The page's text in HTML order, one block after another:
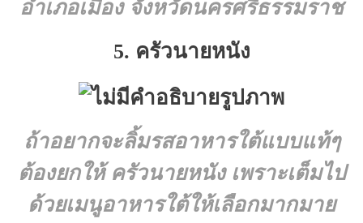
อำเภอเมือง จังหวัดนครศรีธรรมราช
5. ครัวนายหนัง
ถ้าอยากจะลิ้มรสอาหารใต้แบบแท้ๆ
ต้องยกให้ ครัวนายหนังเพราะเต็มไป
ด้วยเมนูอาหารใต้ให้เลือกมากมาย